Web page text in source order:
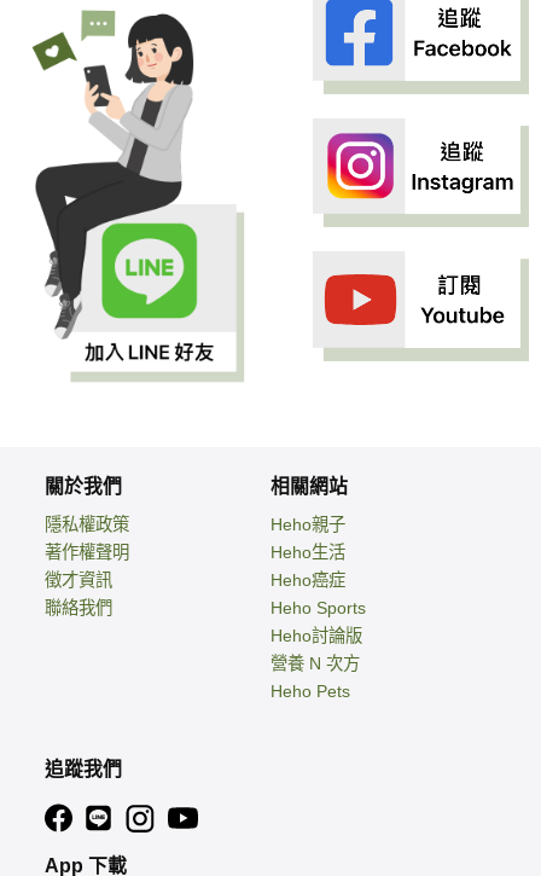
關於我們
隱私權政策
著作權聲明
徵才資訊
聯絡我們
相關網站
Heho親子
Heho生活
Heho癌症
Heho Sports
Heho討論版
營養 N 次方
Heho Pets
追蹤我們
App 下載